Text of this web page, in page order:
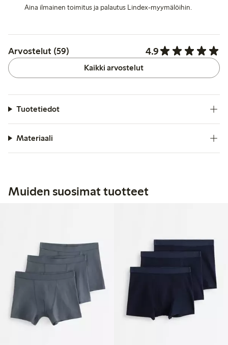
Aina ilmainen toimitus ja palautus Lindex-myymälöihin.
Arvostelut (59) 4.9
Kaikki arvostelut
Tuotetiedot
Materiaali
Muiden suosimat tuotteet